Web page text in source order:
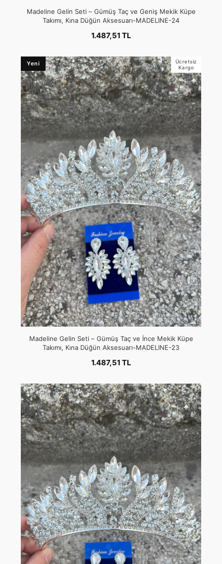
Madeline Gelin Seti – Gümüş Taç ve Geniş Mekik Küpe
Takımı, Kına Düğün Aksesuarı-MADELINE-24
1.487,51 TL
Yeni
Ücretsiz
Kargo
Madeline Gelin Seti – Gümüş Taç ve İnce Mekik Küpe
Takımı, Kına Düğün Aksesuarı-MADELINE-23
1.487,51 TL